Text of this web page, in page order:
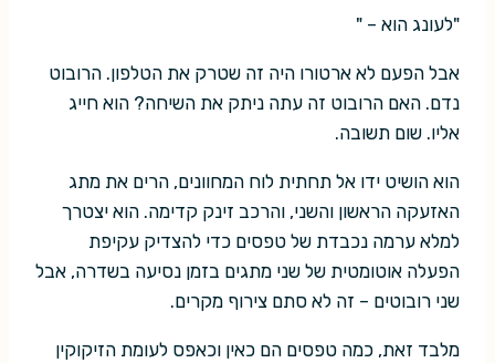
"לעונג הוא – "
אבל הפעם לא ארטורו היה זה שטרק את הטלפון. הרובוט
נדם. האם הרובוט זה עתה ניתק את השיחה? הוא חייג
אליו. שום תשובה.
הוא הושיט ידו אל תחתית לוח המחוונים, הרים את מתג
האזעקה הראשון והשני, והרכב זינק קדימה. הוא יצטרך
למלא ערמה נכבדת של טפסים כדי להצדיק עקיפת
הפעלה אוטומטית של שני מתגים בזמן נסיעה בשדרה, אבל
שני רובוטים – זה לא סתם צירוף מקרים.
מלבד זאת, כמה טפסים הם כאין וכאפס לעומת הזיקוקין